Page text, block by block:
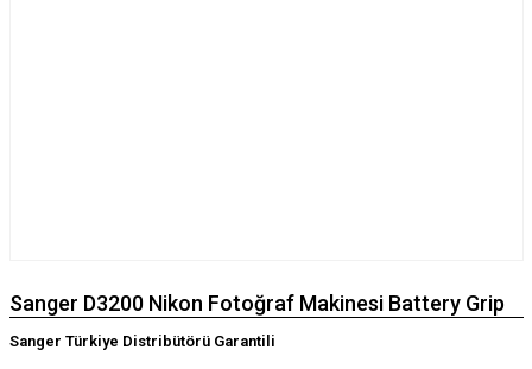
Sanger D3200 Nikon Fotoğraf Makinesi Battery Grip
Sanger Türkiye Distribütörü Garantili